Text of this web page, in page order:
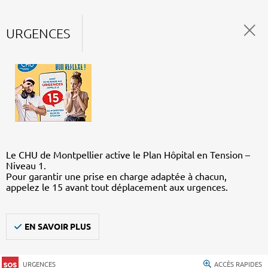
URGENCES
Le CHU de Montpellier active le Plan Hôpital en Tension –
Niveau 1.
Pour garantir une prise en charge adaptée à chacun,
appelez le 15 avant tout déplacement aux urgences.
EN SAVOIR PLUS
URGENCES ACCÈS RAPIDES